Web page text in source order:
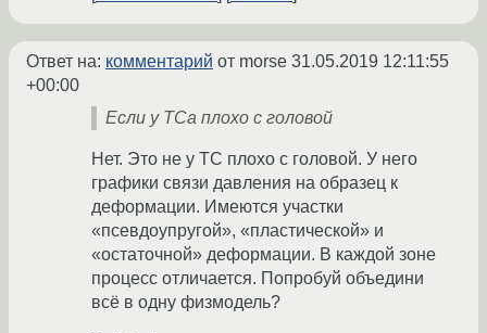
Ответ на: комментарий от morse 31.05.2019 12:11:55
+00:00
Если у ТСа плохо с головой
Нет. Это не у ТС плохо с головой. У него
графики связи давления на образец к
деформации. Имеются участки
«псевдоупругой», «пластической» и
«остаточной» деформации. В каждой зоне
процесс отличается. Попробуй объедини
всё в одну физмодель?